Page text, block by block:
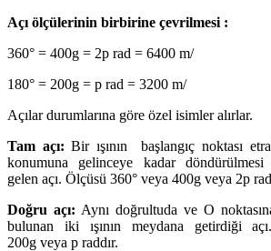
Açı ölçülerinin birbirine çevrilmesi :
360° = 400g = 2p rad = 6400 m/
180° = 200g = p rad = 3200 m/
Açılar durumlarına göre özel isimler alırlar.
Tam açı: Bir ışının başlangıç noktası
konumuna gelinceye kadar döndürülmesi
gelen açı. Ölçüsü 360° veya 400g veya 2p
Doğru açı: Aynı doğrultuda ve O
bulunan iki ışının meydana getirdiği
200g veya p raddır.